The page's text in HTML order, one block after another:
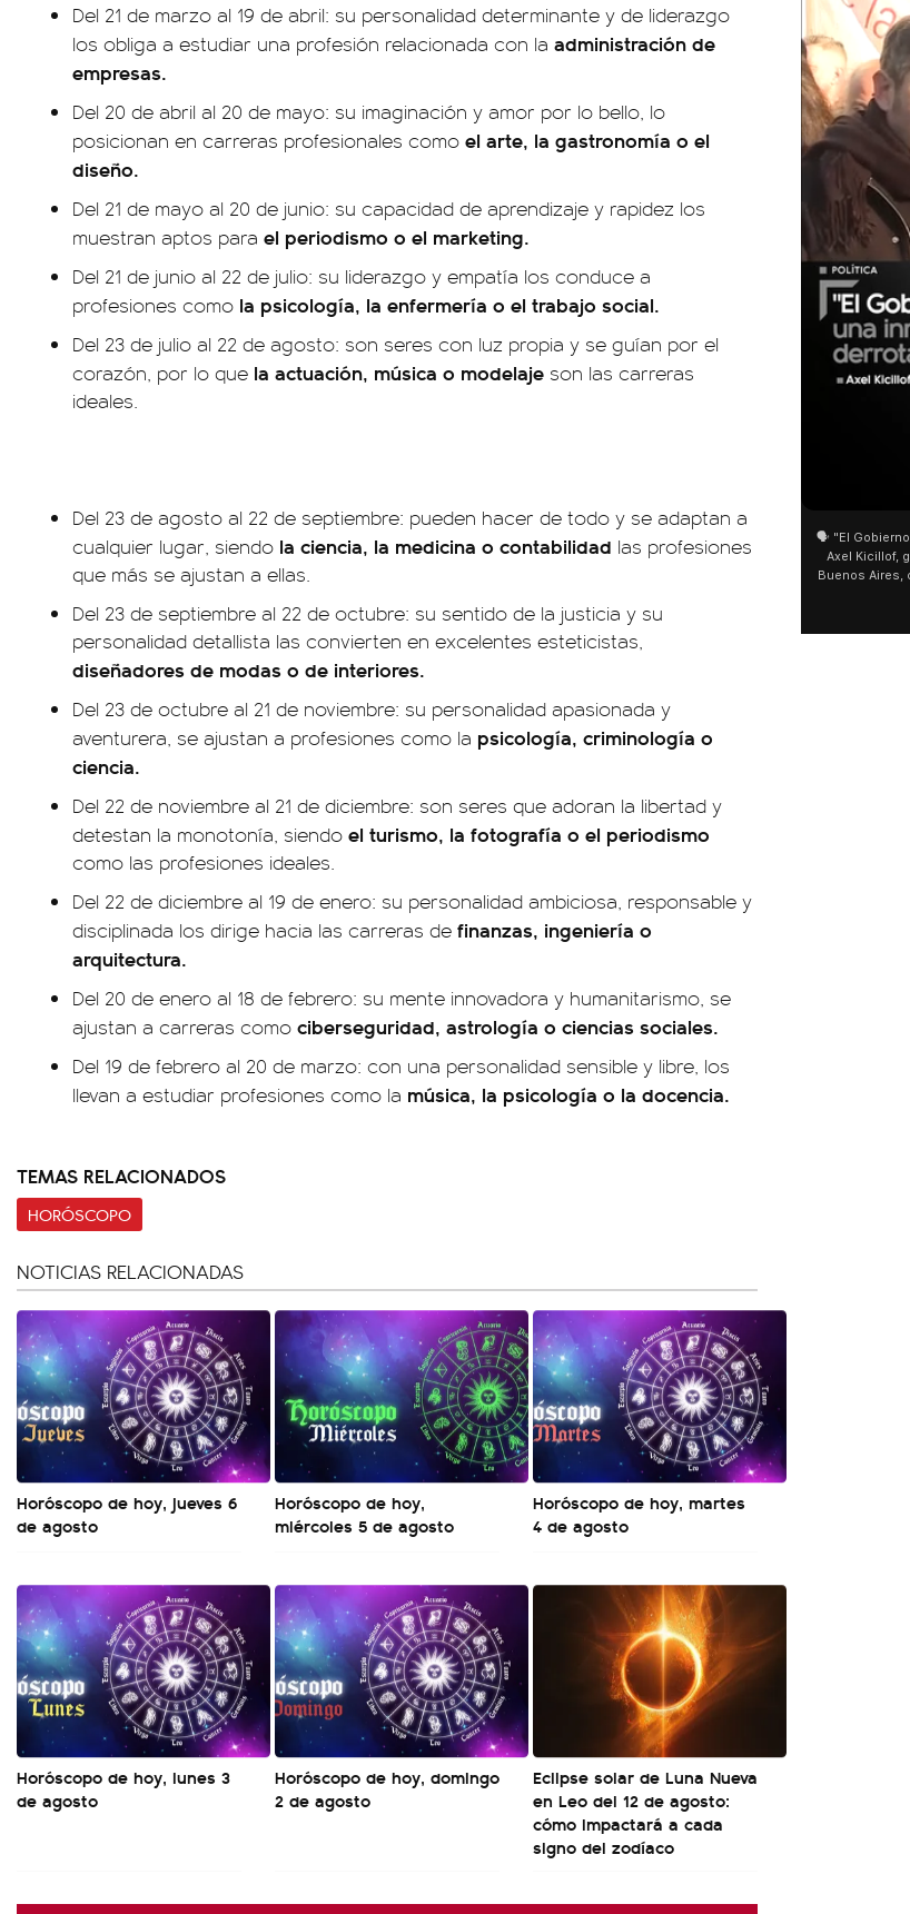
Del 21 de marzo al 19 de abril: su personalidad determinante y de liderazgo
los obliga a estudiar una profesión relacionada con la administración de
empresas.
Del 20 de abril al 20 de mayo: su imaginación y amor por lo bello, lo
posicionan en carreras profesionales como el arte, la gastronomía o el
diseño.
Del 21 de mayo al 20 de junio: su capacidad de aprendizaje y rapidez los
muestran aptos para el periodismo o el marketing.
Del 21 de junio al 22 de julio: su liderazgo y empatía los conduce a
profesiones como la psicología, la enfermería o el trabajo social.
Del 23 de julio al 22 de agosto: son seres con luz propia y se guían por el
corazón, por lo que la actuación, música o modelaje son las carreras
ideales.
Del 23 de agosto al 22 de septiembre: pueden hacer de todo y se adaptan a
cualquier lugar, siendo la ciencia, la medicina o contabilidad las profesiones
que más se ajustan a ellas.
Del 23 de septiembre al 22 de octubre: su sentido de la justicia y su
personalidad detallista las convierten en excelentes esteticistas,
diseñadores de modas o de interiores.
Del 23 de octubre al 21 de noviembre: su personalidad apasionada y
aventurera, se ajustan a profesiones como la psicología, criminología o
ciencia.
Del 22 de noviembre al 21 de diciembre: son seres que adoran la libertad y
detestan la monotonía, siendo el turismo, la fotografía o el periodismo
como las profesiones ideales.
Del 22 de diciembre al 19 de enero: su personalidad ambiciosa, responsable y
disciplinada los dirige hacia las carreras de finanzas, ingeniería o
arquitectura.
Del 20 de enero al 18 de febrero: su mente innovadora y humanitarismo, se
ajustan a carreras como ciberseguridad, astrología o ciencias sociales.
Del 19 de febrero al 20 de marzo: con una personalidad sensible y libre, los
llevan a estudiar profesiones como la música, la psicología o la docencia.
TEMAS RELACIONADOS
HORÓSCOPO
NOTICIAS RELACIONADAS
Horóscopo de hoy, jueves 6
de agosto
Horóscopo de hoy,
miércoles 5 de agosto
Horóscopo de hoy, martes
4 de agosto
Horóscopo de hoy, lunes 3
de agosto
Horóscopo de hoy, domingo
2 de agosto
Eclipse solar de Luna Nueva
en Leo del 12 de agosto:
cómo impactará a cada
signo del zodíaco
🗣️ "El Gobierno sufrió una inmensa derrota" 🎙️
Axel Kicillof, gobernador de la Provincia de
Buenos Aires, caracterizó el proyecto de Ley
como "una lista sábana con temas nefastos"
y destacó "la movilización popular". 📌 La